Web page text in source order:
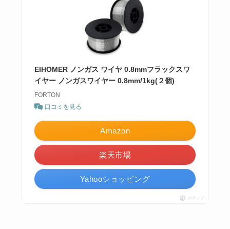
EIHOMER ノンガス ワイヤ 0.8mmフラックスワ
イヤー ノンガスワイヤー 0.8mm/1kg(２個)
FORTON
口コミを見る
Amazon
楽天市場
Yahooショッピング
ポチップ